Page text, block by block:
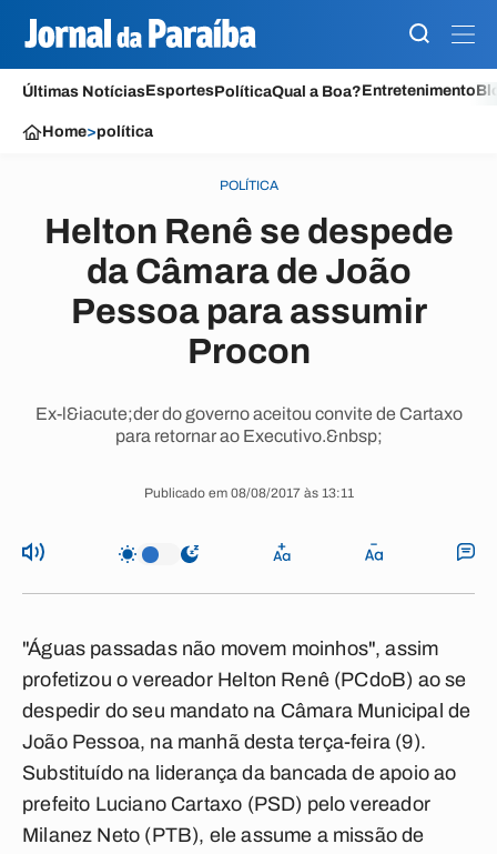
Últimas NotíciasEsportesPolíticaQual a Boa?Entretenimento
Home>política
POLÍTICA
Helton Renê se despede
da Câmara de João
Pessoa para assumir
Procon
Ex-l&iacute;der do governo aceitou convite de Cartaxo
para retornar ao Executivo.&nbsp;
Publicado em 08/08/2017 às 13:11
"Águas passadas não movem moinhos", assim
profetizou o vereadorHelton Renê (PCdoB) aose
despedir do seu mandato na Câmara Municipal de
João Pessoa, na manhã desta terça-feira (9).
Substituído na liderança da bancada de apoio ao
prefeito Luciano Cartaxo (PSD) pelo vereador
Milanez Neto (PTB), ele assume a missão de